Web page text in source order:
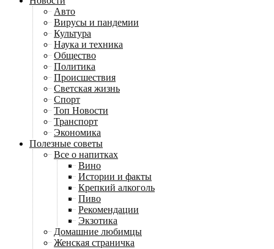
Авто
Вирусы и пандемии
Культура
Наука и техника
Общество
Политика
Происшествия
Светская жизнь
Спорт
Топ Новости
Транспорт
Экономика
Полезные советы
Все о напитках
Вино
Истории и факты
Крепкий алкоголь
Пиво
Рекомендации
Экзотика
Домашние любимцы
Женская страничка